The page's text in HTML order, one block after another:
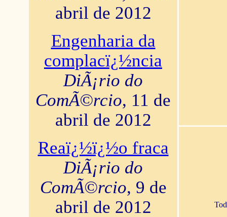
abril de 2012
Engenharia da
complacï¿½ncia
DiÃ¡rio do
ComÃ©rcio, 11 de
abril de 2012
Reaï¿½ï¿½o fraca
DiÃ¡rio do
ComÃ©rcio, 9 de
abril de 2012